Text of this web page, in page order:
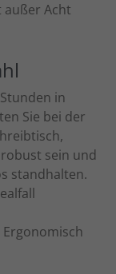
außer Acht
in
Sie bei der
sein und
standhalten.